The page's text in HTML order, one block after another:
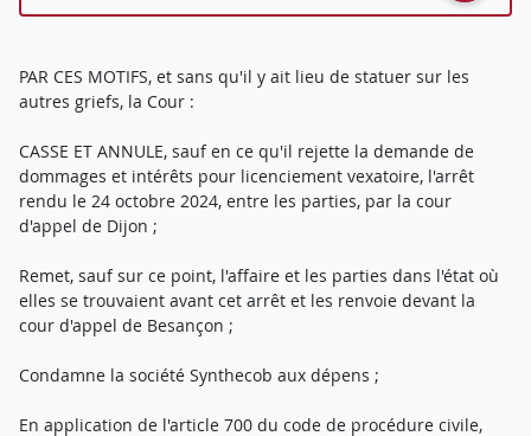
PAR CES MOTIFS, et sans qu'il y ait lieu de statuer sur les
autres griefs, la Cour :
CASSE ET ANNULE, sauf en ce qu'il rejette la demande de
dommages et intérêts pour licenciement vexatoire, l'arrêt
rendu le 24 octobre 2024, entre les parties, par la cour
d'appel de Dijon ;
Remet, sauf sur ce point, l'affaire et les parties dans l'état où
elles se trouvaient avant cet arrêt et les renvoie devant la
cour d'appel de Besançon ;
Condamne la société Synthecob aux dépens ;
En application de l'article 700 du code de procédure civile,